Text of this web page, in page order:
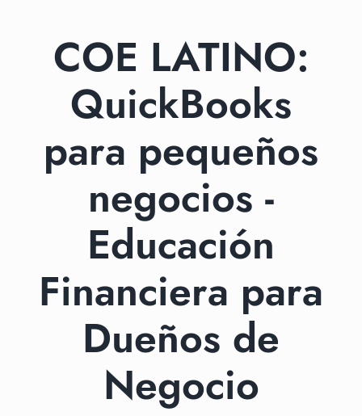
COE LATINO:
QuickBooks
para pequeños
negocios -
Educación
Financiera para
Dueños de
Negocio